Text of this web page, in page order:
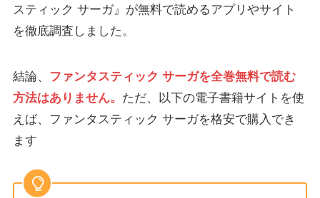
スティック サーガ』が無料で読めるアプリやサイト
を徹底調査しました。
結論、 ファンタスティック サーガを全巻無料で読む
方法はありません。 ただ、以下の電子書籍サイトを使
えば、ファンタスティック サーガを格安で購入でき
ます